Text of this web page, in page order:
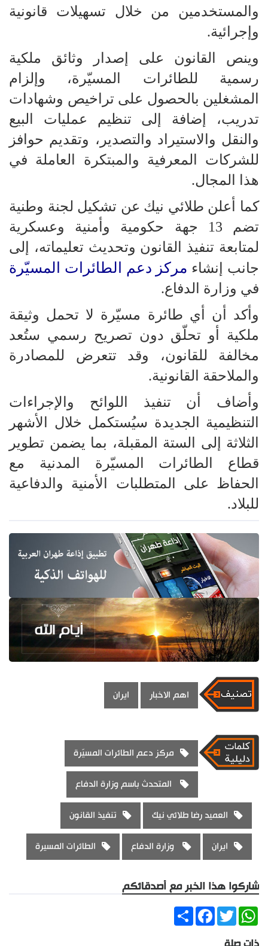
والمستخدمين من خلال تسهيلات قانونية
وإجرائية.
وينص القانون على إصدار وثائق ملكية
رسمية للطائرات المسيّرة، وإلزام
المشغلين بالحصول على تراخيص وشهادات
تدريب، إضافة إلى تنظيم عمليات البيع
والنقل والاستيراد والتصدير، وتقديم حوافز
للشركات المعرفية والمبتكرة العاملة في
هذا المجال.
كما أعلن طلائي نيك عن تشكيل لجنة وطنية
تضم 13 جهة حكومية وأمنية وعسكرية
لمتابعة تنفيذ القانون وتحديث تعليماته، إلى
جانب إنشاء مركز دعم الطائرات المسيّرة
في وزارة الدفاع.
وأكد أن أي طائرة مسيّرة لا تحمل وثيقة
ملكية أو تحلّق دون تصريح رسمي ستُعد
مخالفة للقانون، وقد تتعرض للمصادرة
والملاحقة القانونية.
وأضاف أن تنفيذ اللوائح والإجراءات
التنظيمية الجديدة سيُستكمل خلال الأشهر
الثلاثة إلى الستة المقبلة، بما يضمن تطوير
قطاع الطائرات المسيّرة المدنية مع
الحفاظ على المتطلبات الأمنية والدفاعية
للبلاد.
اهم الاخبار ايران
مركز دعم الطائرات المسيّرة
المتحدث باسم وزارة الدفاع
العميد رضا طلائي نيك تنفيذ القانون
ايران وزارة الدفاع الطائرات المسيرة
شاركوا هذا الخبر مع أصدقائكم
ShareFacebookTwitter
WhatsApp